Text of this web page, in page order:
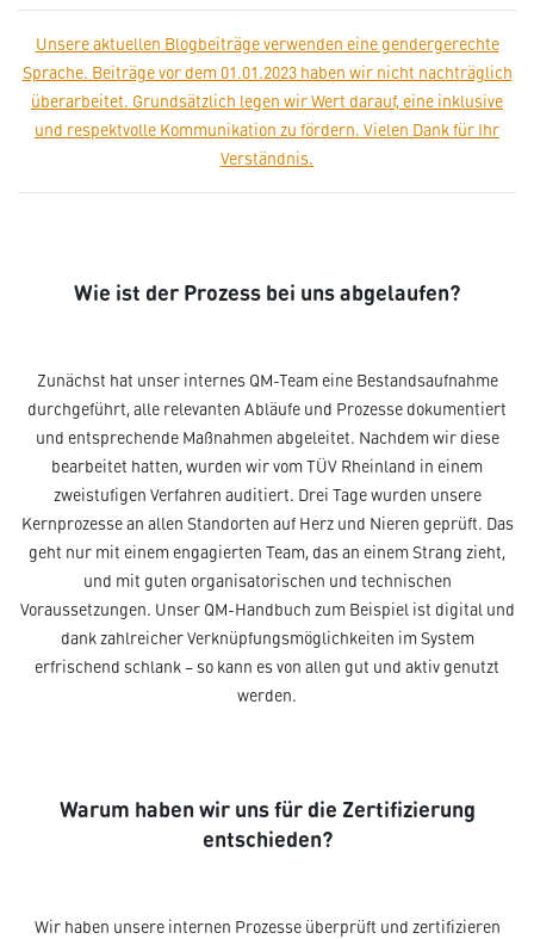
Unsere aktuellen Blogbeiträge verwenden eine gendergerechte
Sprache. Beiträge vor dem 01.01.2023 haben wir nicht nachträglich
überarbeitet. Grundsätzlich legen wir Wert darauf, eine inklusive
und respektvolle Kommunikation zu fördern. Vielen Dank für Ihr
Verständnis.­­
Wie ist der Prozess bei uns abgelaufen?
Zunächst hat unser internes QM-Team eine Bestandsaufnahme
durchgeführt, alle relevanten Abläufe und Prozesse dokumentiert
und entsprechende Maßnahmen abgeleitet. Nachdem wir diese
bearbeitet hatten, wurden wir vom TÜV Rheinland in einem
zweistufigen Verfahren auditiert. Drei Tage wurden unsere
Kernprozesse an allen Standorten auf Herz und Nieren geprüft. Das
geht nur mit einem engagierten Team, das an einem Strang zieht,
und mit guten organisatorischen und technischen
Voraussetzungen. Unser QM-Handbuch zum Beispiel ist digital und
dank zahlreicher Verknüpfungsmöglichkeiten im System
erfrischend schlank – so kann es von allen gut und aktiv genutzt
werden.
Warum haben wir uns für die Zertifizierung
entschieden?
Wir haben unsere internen Prozesse überprüft und zertifizieren